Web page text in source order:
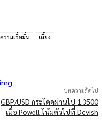
ความเชื่อมั่น เลี้ยง
บทความถัดไป
GBP/USD กระโดดผ่านไป 1.3500
เมื่อ Powell โน้มตัวไปที่ Dovish